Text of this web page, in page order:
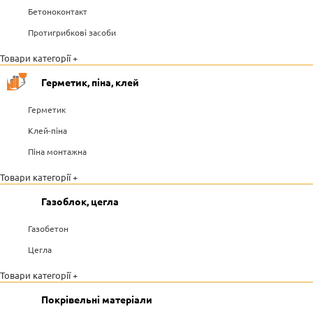
Бетоноконтакт
Протигрибкові засоби
Товари категорії +
Герметик, піна, клей
Герметик
Клей-піна
Піна монтажна
Товари категорії +
Газоблок, цегла
Газобетон
Цегла
Товари категорії +
Покрівельні матеріали